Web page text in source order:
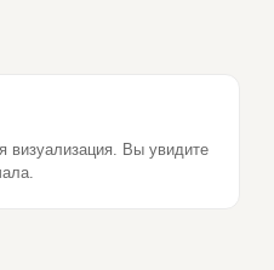
визуализация. Вы увидите